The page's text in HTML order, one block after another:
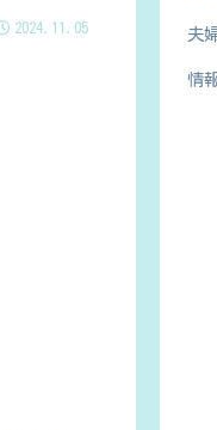
2024.11.05 夫
情